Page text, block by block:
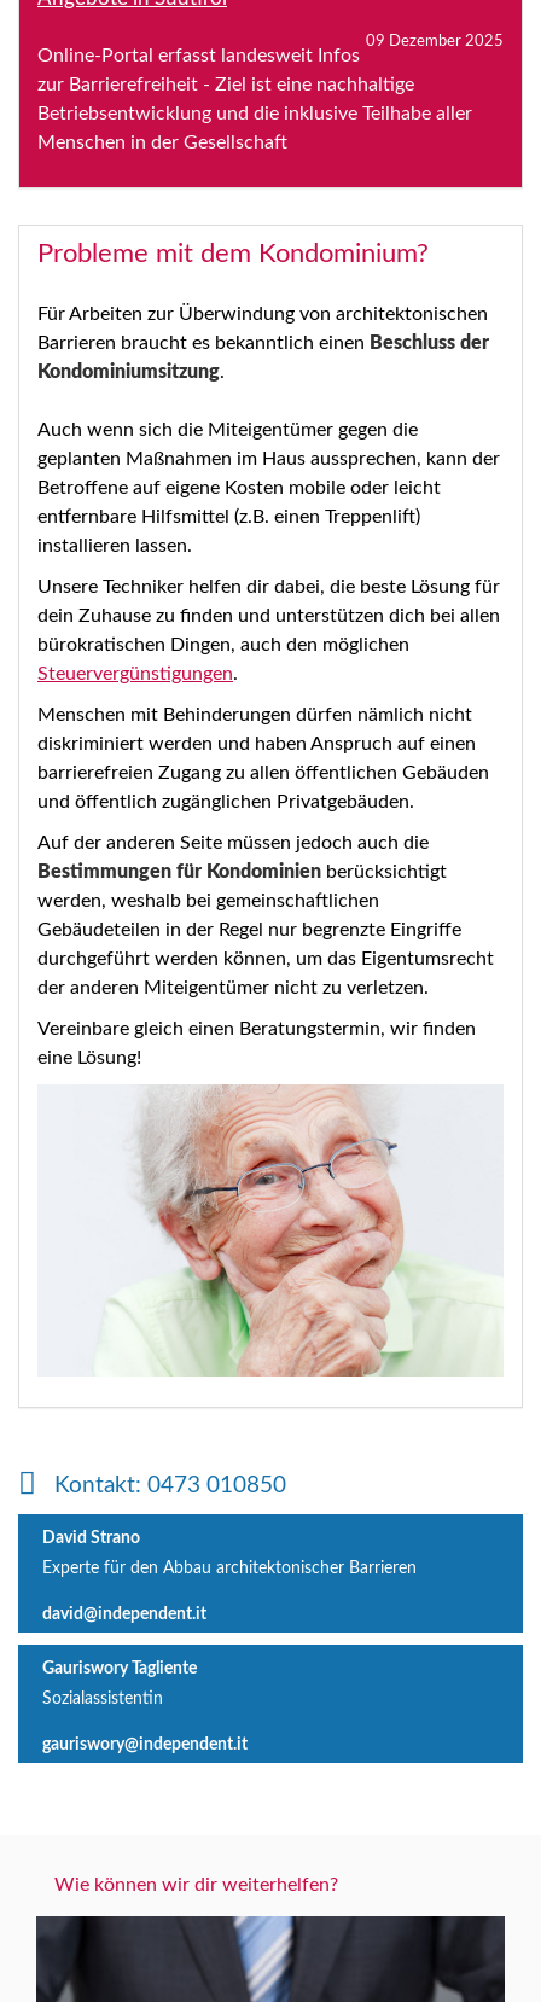
09 Dezember 2025
Online-Portal erfasst landesweit Infos
zur Barrierefreiheit - Ziel ist eine nachhaltige
Betriebsentwicklung und die inklusive Teilhabe aller
Menschen in der Gesellschaft
Probleme mit dem Kondominium?
Für Arbeiten zur Überwindung von architektonischen
Barrieren braucht es bekanntlich einen Beschluss der
Kondominiumsitzung.
Auch wenn sich die Miteigentümer gegen die
geplanten Maßnahmen im Haus aussprechen, kann der
Betroffene auf eigene Kosten mobile oder leicht
entfernbare Hilfsmittel (z.B. einen Treppenlift)
installieren lassen.
Unsere Techniker helfen dir dabei, die beste Lösung für
dein Zuhause zu finden und unterstützen dich bei allen
bürokratischen Dingen, auch den möglichen
Steuervergünstigungen.
Menschen mit Behinderungen dürfen nämlich nicht
diskriminiert werden und haben Anspruch auf einen
barrierefreien Zugang zu allen öffentlichen Gebäuden
und öffentlich zugänglichen Privatgebäuden.
Auf der anderen Seite müssen jedoch auch die
Bestimmungen für Kondominien berücksichtigt
werden, weshalb bei gemeinschaftlichen
Gebäudeteilen in der Regel nur begrenzte Eingriffe
durchgeführt werden können, um das Eigentumsrecht
der anderen Miteigentümer nicht zu verletzen.
Vereinbare gleich einen Beratungstermin, wir finden
eine Lösung!
Kontakt: 0473 010850
David Strano
Experte für den Abbau architektonischer Barrieren
david@independent.it
Gauriswory Tagliente
Sozialassistentin
gauriswory@independent.it
Wie können wir dir weiterhelfen?